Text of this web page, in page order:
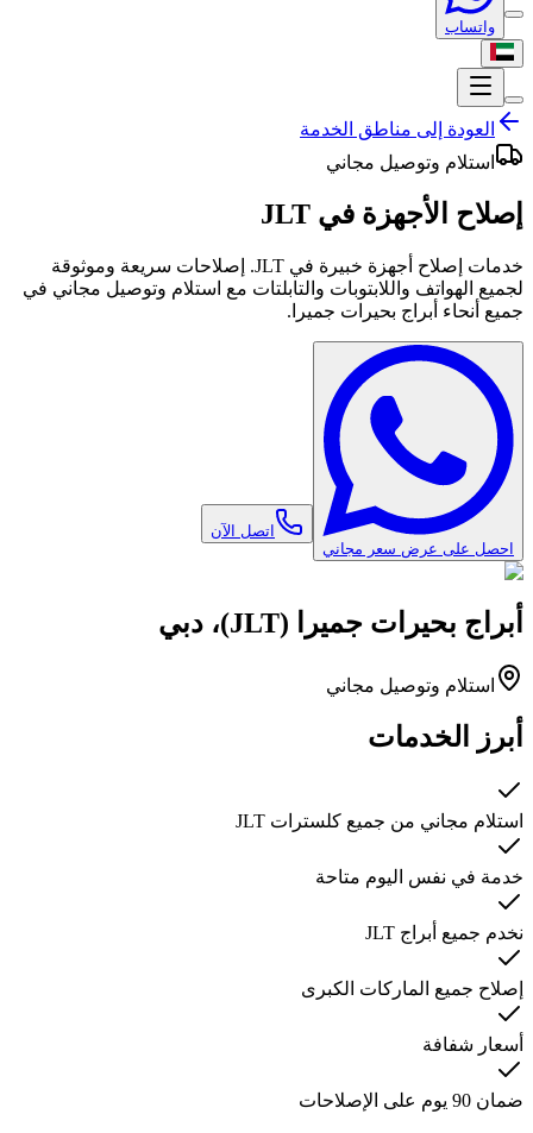
واتساب
العودة إلى مناطق الخدمة
استلام وتوصيل مجاني
إصلاح الأجهزة في JLT
خدمات إصلاح أجهزة خبيرة في JLT. إصلاحات سريعة وموثوقة
لجميع الهواتف واللابتوبات والتابلتات مع استلام وتوصيل مجاني في
جميع أنحاء أبراج بحيرات جميرا.
احصل على عرض سعر مجاني
اتصل الآن
أبراج بحيرات جميرا (JLT)، دبي
استلام وتوصيل مجاني
أبرز الخدمات
استلام مجاني من جميع كلسترات JLT
خدمة في نفس اليوم متاحة
نخدم جميع أبراج JLT
إصلاح جميع الماركات الكبرى
أسعار شفافة
ضمان 90 يوم على الإصلاحات